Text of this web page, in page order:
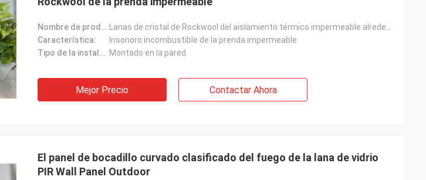
Nombre de producto:
Característica:
Insonoro incombustible de la prenda impermeable
Tipo de la instalación:
Montado en la pared
Mejor Precio Contactar Ahora
El panel de bocadillo curvado clasificado del fuego de la lana de vidrio
PIR Wall Panel Outdoor